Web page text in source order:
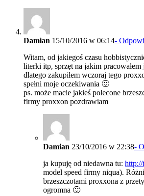
Damian 15/10/2016 w 06:14-
Witam, od jakiegoś czasu
literki itp, sprzęt na jakim pracowałem
dlatego zakupiłem wczoraj tego
spełni moje oczekiwania 🙂
ps. może macie jakieś polecone
firmy proxxon pozdrawiam
Damian 23/10/2016 w 22:38-
ja kupuję od niedawna tu:
model speed firmy niqua).
brzeszczotami proxxona z
ogromna 🙂